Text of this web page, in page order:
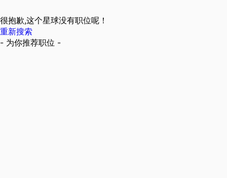
很抱歉,这个星球没有职位呢！
重新搜索
- 为你推荐职位 -